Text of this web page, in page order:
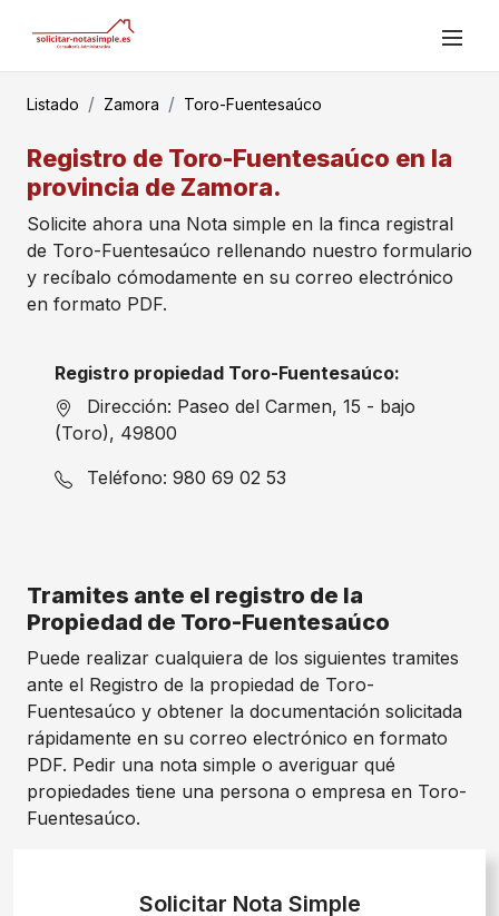
Listado Zamora Toro-Fuentesaúco
Registro de Toro-Fuentesaúco en la
provincia de Zamora.
Solicite ahora una Nota simple en la finca registral
de Toro-Fuentesaúco rellenando nuestro formulario
y recíbalo cómodamente en su correo electrónico
en formato PDF.
Registro propiedad Toro-Fuentesaúco:
Dirección: Paseo del Carmen, 15 - bajo
(Toro), 49800
Teléfono: 980 69 02 53
Tramites ante el registro de la
Propiedad de Toro-Fuentesaúco
Puede realizar cualquiera de los siguientes tramites
ante el Registro de la propiedad de Toro-
Fuentesaúco y obtener la documentación solicitada
rápidamente en su correo electrónico en formato
PDF. Pedir una nota simple o averiguar qué
propiedades tiene una persona o empresa en Toro-
Fuentesaúco.
Solicitar Nota Simple